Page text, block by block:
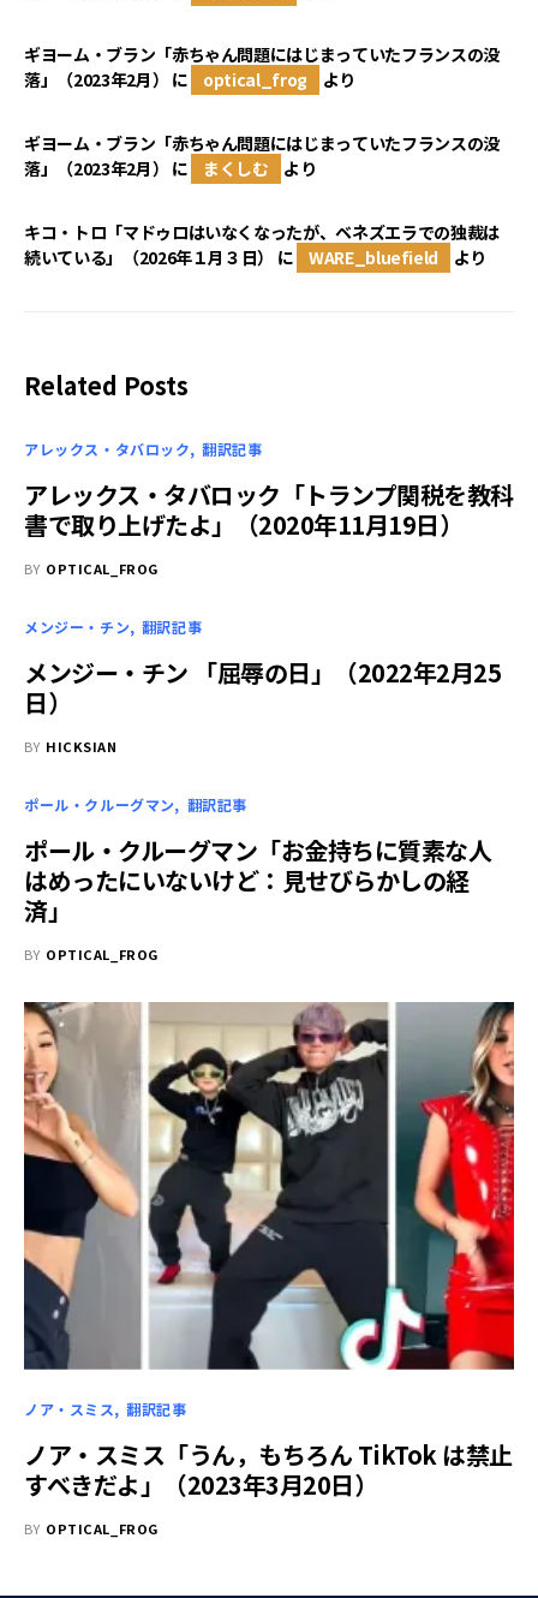
ギヨーム・ブラン「赤ちゃん問題にはじまっていたフランスの没
落」（2023年2月） に optical_frog より
ギヨーム・ブラン「赤ちゃん問題にはじまっていたフランスの没
落」（2023年2月） に まくしむ より
キコ・トロ「マドゥロはいなくなったが、ベネズエラでの独裁は
続いている」（2026年１月３日）
に WARE_bluefield より
Related Posts
アレックス・タバロック 翻訳記事
アレックス・タバロック「トランプ関税を教科
書で取り上げたよ」（2020年11月19日）
BY OPTICAL_FROG
メンジー・チン 翻訳記事
メンジー・チン 「屈辱の日」（2022年2月25
日）
BY HICKSIAN
ポール・クルーグマン 翻訳記事
ポール・クルーグマン「お金持ちに質素な人
はめったにいないけど：見せびらかしの経
済」
BY OPTICAL_FROG
ノア・スミス 翻訳記事
ノア・スミス「うん，もちろん TikTok は禁止
すべきだよ」（2023年3月20日）
BY OPTICAL_FROG